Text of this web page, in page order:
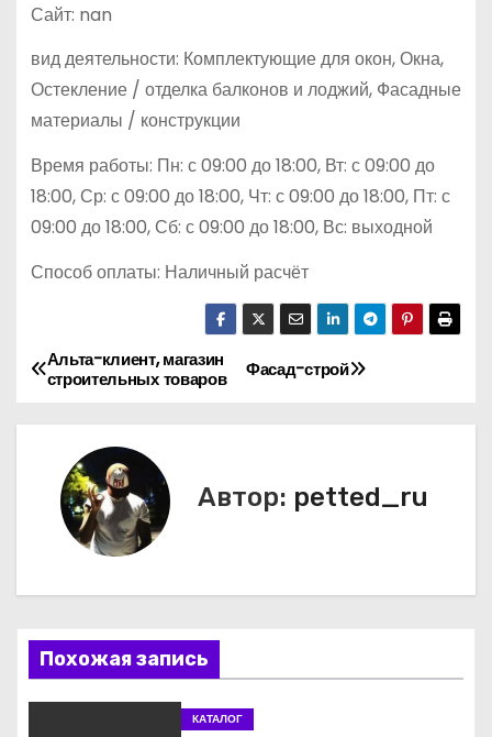
Сайт: nan
вид деятельности: Комплектующие для окон, Окна,
Остекление / отделка балконов и лоджий, Фасадные
материалы / конструкции
Время работы: Пн: с 09:00 до 18:00, Вт: с 09:00 до
18:00, Ср: с 09:00 до 18:00, Чт: с 09:00 до 18:00, Пт: с
09:00 до 18:00, Сб: с 09:00 до 18:00, Вс: выходной
Способ оплаты: Наличный расчёт
Н
а
а
ц
и
Фасад-строй
Альта-клиент, магазин
строительных товаров
Автор: petted_ru
Похожая запись
КАТАЛОГ